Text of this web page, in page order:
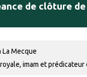
de clôture
Mecque
imam et